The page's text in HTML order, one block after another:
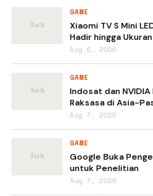
GAME
Xiaomi TV S Mini
Hadir hingga
Aug 6, 2026
GAME
Indosat dan
Raksasa di Asia-
Aug 7, 2026
GAME
Google Buka
untuk Penelitian
Aug 7, 2026